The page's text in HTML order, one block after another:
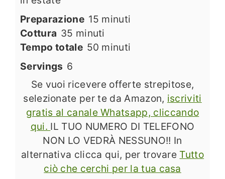
Preparazione 15 minuti
minuti
Cottura 35 minuti
minuti
Tempo totale 50 minuti
minuti
Servings 6
Se vuoi ricevere offerte strepitose,
selezionate per te da Amazon, iscriviti
gratis al canale Whatsapp, cliccando
qui. IL TUO NUMERO DI TELEFONO
NON LO VEDRÀ NESSUNO!! In
alternativa clicca qui, per trovare Tutto
ciò che cerchi per la tua casa